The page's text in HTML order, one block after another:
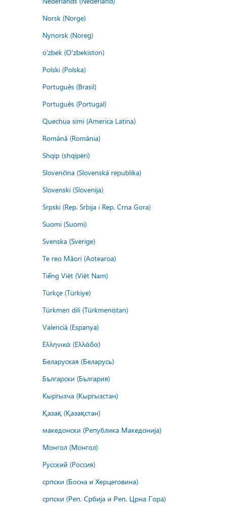
Norsk (Norge)
Nynorsk (Noreg)
o'zbek (O'zbekiston)
Polski (Polska)
Português (Brasil)
Português (Portugal)
Quechua simi (America Latina)
Română (România)
Shqip (shqipëri)
Slovenčina (Slovenská republika)
Slovenski (Slovenija)
Srpski (Rep. Srbija i Rep. Crna Gora)
Suomi (Suomi)
Svenska (Sverige)
Te reo Māori (Aotearoa)
Tiếng Việt (Việt Nam)
Türkçe (Türkiye)
Türkmen dili (Türkmenistan)
Valencià (Espanya)
Ελληνικά (Ελλάδα)
Беларуская (Беларусь)
Български (България)
Кыргызча (Кыргызстан)
Қазақ (Қазақстан)
македонски (Република Македонија)
Монгол (Монгол)
Русский (Россия)
српски (Босна и Херцеговина)
српски (Реп. Србија и Реп. Црна Гора)